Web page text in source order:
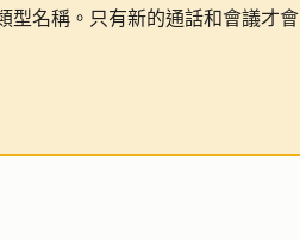
型名稱。只有新的通話和會議才會